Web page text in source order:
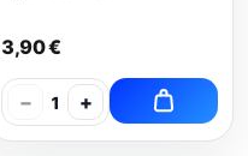
3,90 €
− 1 +